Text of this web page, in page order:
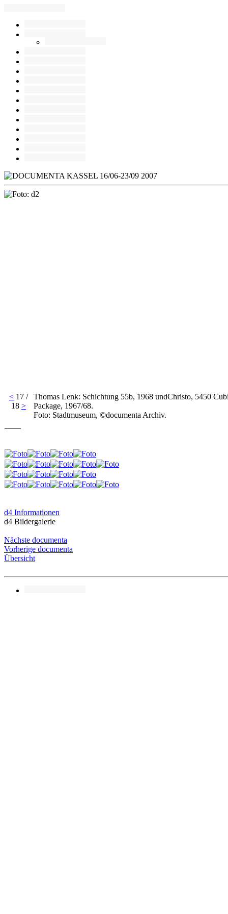
< 17 /
18 >
Thomas Lenk: Schichtung 55b, 1968 undChristo, 5450
Package, 1967/68.
Foto: Stadtmuseum, ©documenta Archiv.
d4 Informationen
d4 Bildergalerie
Nächste documenta
Vorherige documenta
Übersicht